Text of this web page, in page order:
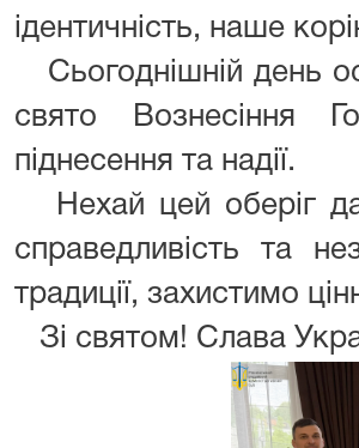
ідентичність, наше
Сьогоднішній день
свято Вознесіння
піднесення та надії.
Нехай цей оберіг
справедливість та
традиції, захистимо
Зі святом! Слава